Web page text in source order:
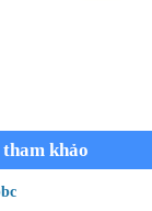
tham khảo